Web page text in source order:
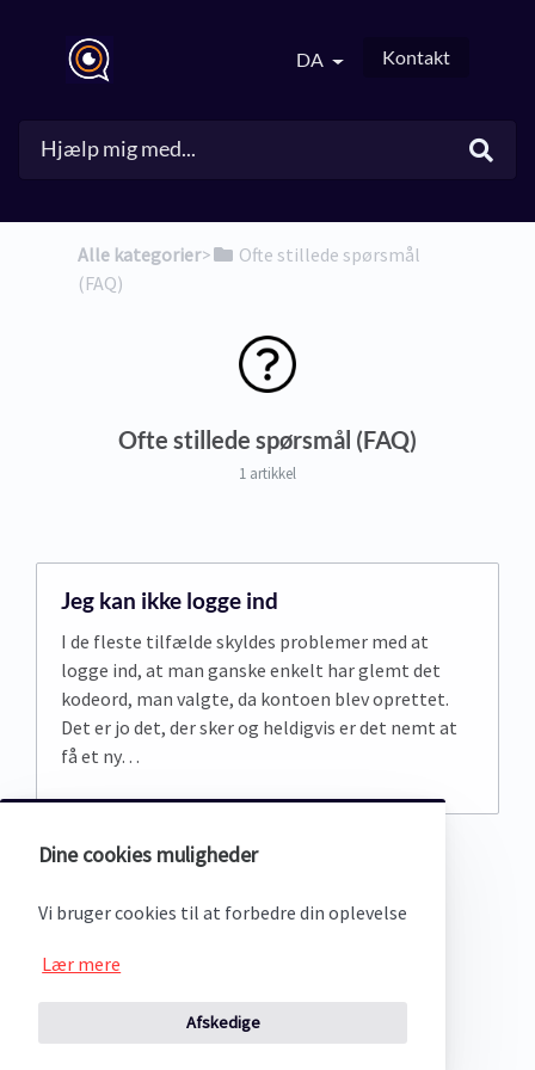
Dine cookies muligheder
Vi bruger cookies til at forbedre din oplevelse
Lær mere
Afskedige
DA Kontakt
Alle kategorier​>​
​Ofte stillede spørsmål
(FAQ)
Ofte stillede spørsmål (FAQ)
1 artikkel
Jeg kan ikke logge ind
I de fleste tilfælde skyldes problemer med at
logge ind, at man ganske enkelt har glemt det
kodeord, man valgte, da kontoen blev oprettet.
Det er jo det, der sker og heldigvis er det nemt at
få et ny…